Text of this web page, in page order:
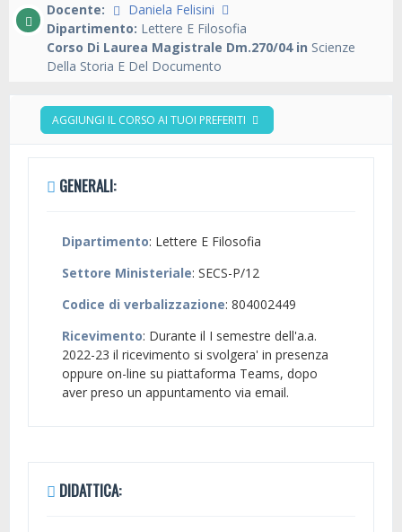
Docente:
Daniela Felisini
Dipartimento: Lettere E Filosofia
Corso Di Laurea Magistrale Dm.270/04 in Scienze
Della Storia E Del Documento
AGGIUNGI IL CORSO AI TUOI PREFERITI
GENERALI:
Dipartimento: Lettere E Filosofia
Settore Ministeriale: SECS-P/12
Codice di verbalizzazione: 804002449
Ricevimento: Durante il I semestre dell'a.a.
2022-23 il ricevimento si svolgera' in presenza
oppure on-line su piattaforma Teams, dopo
aver preso un appuntamento via email.
DIDATTICA: